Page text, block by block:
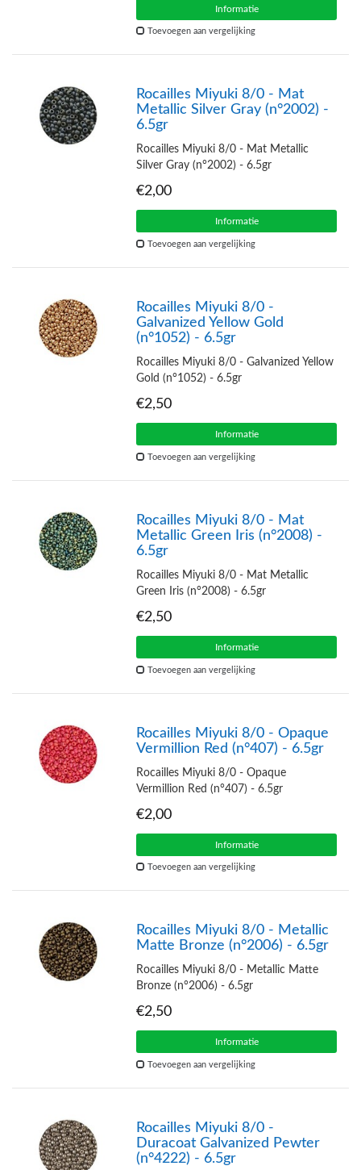
Informatie
Toevoegen aan vergelijking
Rocailles Miyuki 8/0 - Mat
Metallic Silver Gray (n°2002) -
6.5gr
Rocailles Miyuki 8/0 - Mat Metallic
Silver Gray (n°2002) - 6.5gr
€2,00
Informatie
Toevoegen aan vergelijking
Rocailles Miyuki 8/0 -
Galvanized Yellow Gold
(n°1052) - 6.5gr
Rocailles Miyuki 8/0 - Galvanized Yellow
Gold (n°1052) - 6.5gr
€2,50
Informatie
Toevoegen aan vergelijking
Rocailles Miyuki 8/0 - Mat
Metallic Green Iris (n°2008) -
6.5gr
Rocailles Miyuki 8/0 - Mat Metallic
Green Iris (n°2008) - 6.5gr
€2,50
Informatie
Toevoegen aan vergelijking
Rocailles Miyuki 8/0 - Opaque
Vermillion Red (n°407) - 6.5gr
Rocailles Miyuki 8/0 - Opaque
Vermillion Red (n°407) - 6.5gr
€2,00
Informatie
Toevoegen aan vergelijking
Rocailles Miyuki 8/0 - Metallic
Matte Bronze (n°2006) - 6.5gr
Rocailles Miyuki 8/0 - Metallic Matte
Bronze (n°2006) - 6.5gr
€2,50
Informatie
Toevoegen aan vergelijking
Rocailles Miyuki 8/0 -
Duracoat Galvanized Pewter
(n°4222) - 6.5gr